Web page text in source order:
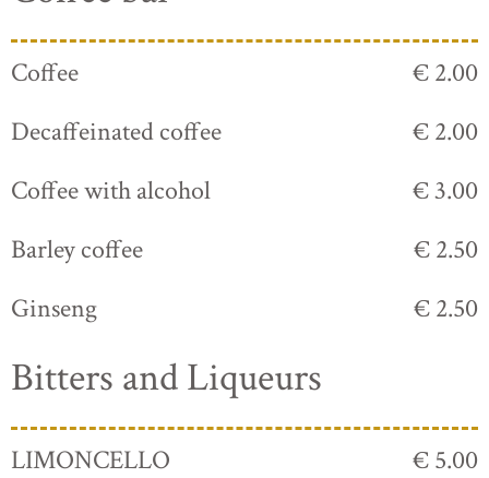
Coffee
€ 2.00
Decaffeinated coffee
€ 2.00
Coffee with alcohol
€ 3.00
Barley coffee
€ 2.50
Ginseng
€ 2.50
Bitters and Liqueurs
LIMONCELLO € 5.00